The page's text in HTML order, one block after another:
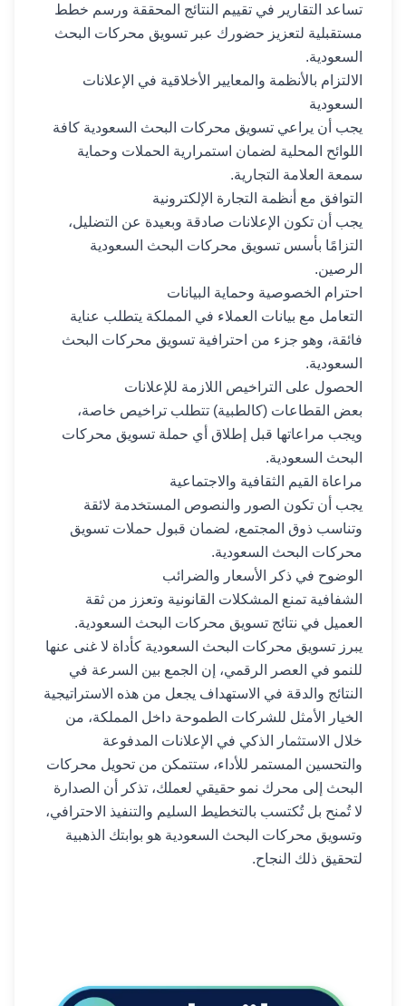
تساعد التقارير في تقييم النتائج المحققة ورسم خطط
مستقبلية لتعزيز حضورك عبر تسويق محركات البحث
السعودية.
الالتزام بالأنظمة والمعايير الأخلاقية في الإعلانات
السعودية
يجب أن يراعي تسويق محركات البحث السعودية كافة
اللوائح المحلية لضمان استمرارية الحملات وحماية
سمعة العلامة التجارية.
التوافق مع أنظمة التجارة الإلكترونية
يجب أن تكون الإعلانات صادقة وبعيدة عن التضليل،
التزامًا بأسس تسويق محركات البحث السعودية
الرصين.
احترام الخصوصية وحماية البيانات
التعامل مع بيانات العملاء في المملكة يتطلب عناية
فائقة، وهو جزء من احترافية تسويق محركات البحث
السعودية.
الحصول على التراخيص اللازمة للإعلانات
بعض القطاعات (كالطبية) تتطلب تراخيص خاصة،
ويجب مراعاتها قبل إطلاق أي حملة تسويق محركات
البحث السعودية.
مراعاة القيم الثقافية والاجتماعية
يجب أن تكون الصور والنصوص المستخدمة لائقة
وتناسب ذوق المجتمع، لضمان قبول حملات تسويق
محركات البحث السعودية.
الوضوح في ذكر الأسعار والضرائب
الشفافية تمنع المشكلات القانونية وتعزز من ثقة
العميل في نتائج تسويق محركات البحث السعودية.
يبرز تسويق محركات البحث السعودية كأداة لا غنى عنها
للنمو في العصر الرقمي، إن الجمع بين السرعة في
النتائج والدقة في الاستهداف يجعل من هذه الاستراتيجية
الخيار الأمثل للشركات الطموحة داخل المملكة، من
خلال الاستثمار الذكي في الإعلانات المدفوعة
والتحسين المستمر للأداء، ستتمكن من تحويل محركات
البحث إلى محرك نمو حقيقي لعملك، تذكر أن الصدارة
لا تُمنح بل تُكتسب بالتخطيط السليم والتنفيذ الاحترافي،
وتسويق محركات البحث السعودية هو بوابتك الذهبية
لتحقيق ذلك النجاح.